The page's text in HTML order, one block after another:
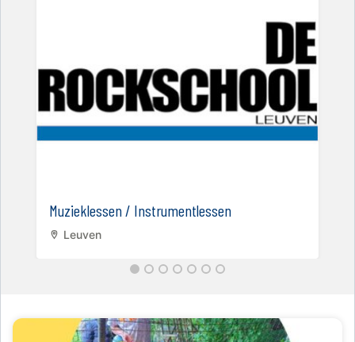
Muzieklessen / Instrumentlessen
Leuven